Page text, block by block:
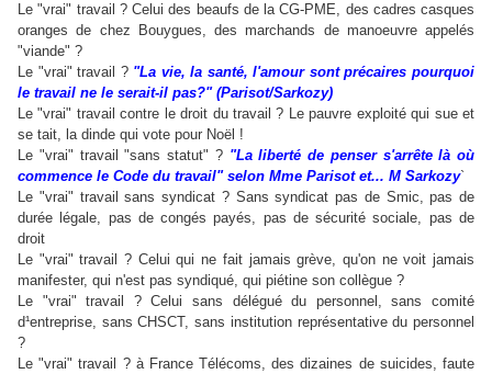
Le "vrai" travail ? Celui des beaufs de la CG-PME, des cadres casques
oranges de chez Bouygues, des marchands de manoeuvre appelés
"viande" ?
Le "vrai" travail ? "La vie, la santé, l'amour sont précaires pourquoi
le travail ne le serait-il pas?" (Parisot/Sarkozy)
Le "vrai" travail contre le droit du travail ? Le pauvre exploité qui sue et
se tait, la dinde qui vote pour Noël !
Le "vrai" travail "sans statut" ? "La liberté de penser s'arrête là où
commence le Code du travail" selon Mme Parisot et... M Sarkozy`
Le "vrai" travail sans syndicat ? Sans syndicat pas de Smic, pas de
durée légale, pas de congés payés, pas de sécurité sociale, pas de
droit
Le "vrai" travail ? Celui qui ne fait jamais grève, qu'on ne voit jamais
manifester, qui n'est pas syndiqué, qui piétine son collègue ?
Le "vrai" travail ? Celui sans délégué du personnel, sans comité
d¹entreprise, sans CHSCT, sans institution représentative du personnel
?
Le "vrai" travail ? à France Télécoms, des dizaines de suicides, faute